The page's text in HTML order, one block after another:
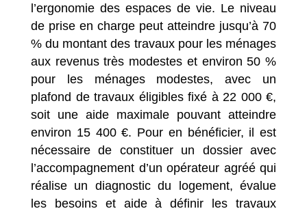
l’ergonomie des espaces de vie. Le niveau
de prise en charge peut atteindre jusqu’à 70
% du montant des travaux pour les ménages
aux revenus très modestes et environ 50 %
pour les ménages modestes, avec un
plafond de travaux éligibles fixé à 22 000 €,
soit une aide maximale pouvant atteindre
environ 15 400 €. Pour en bénéficier, il est
nécessaire de constituer un dossier avec
l’accompagnement d’un opérateur agréé qui
réalise un diagnostic du logement, évalue
les besoins et aide à définir les travaux